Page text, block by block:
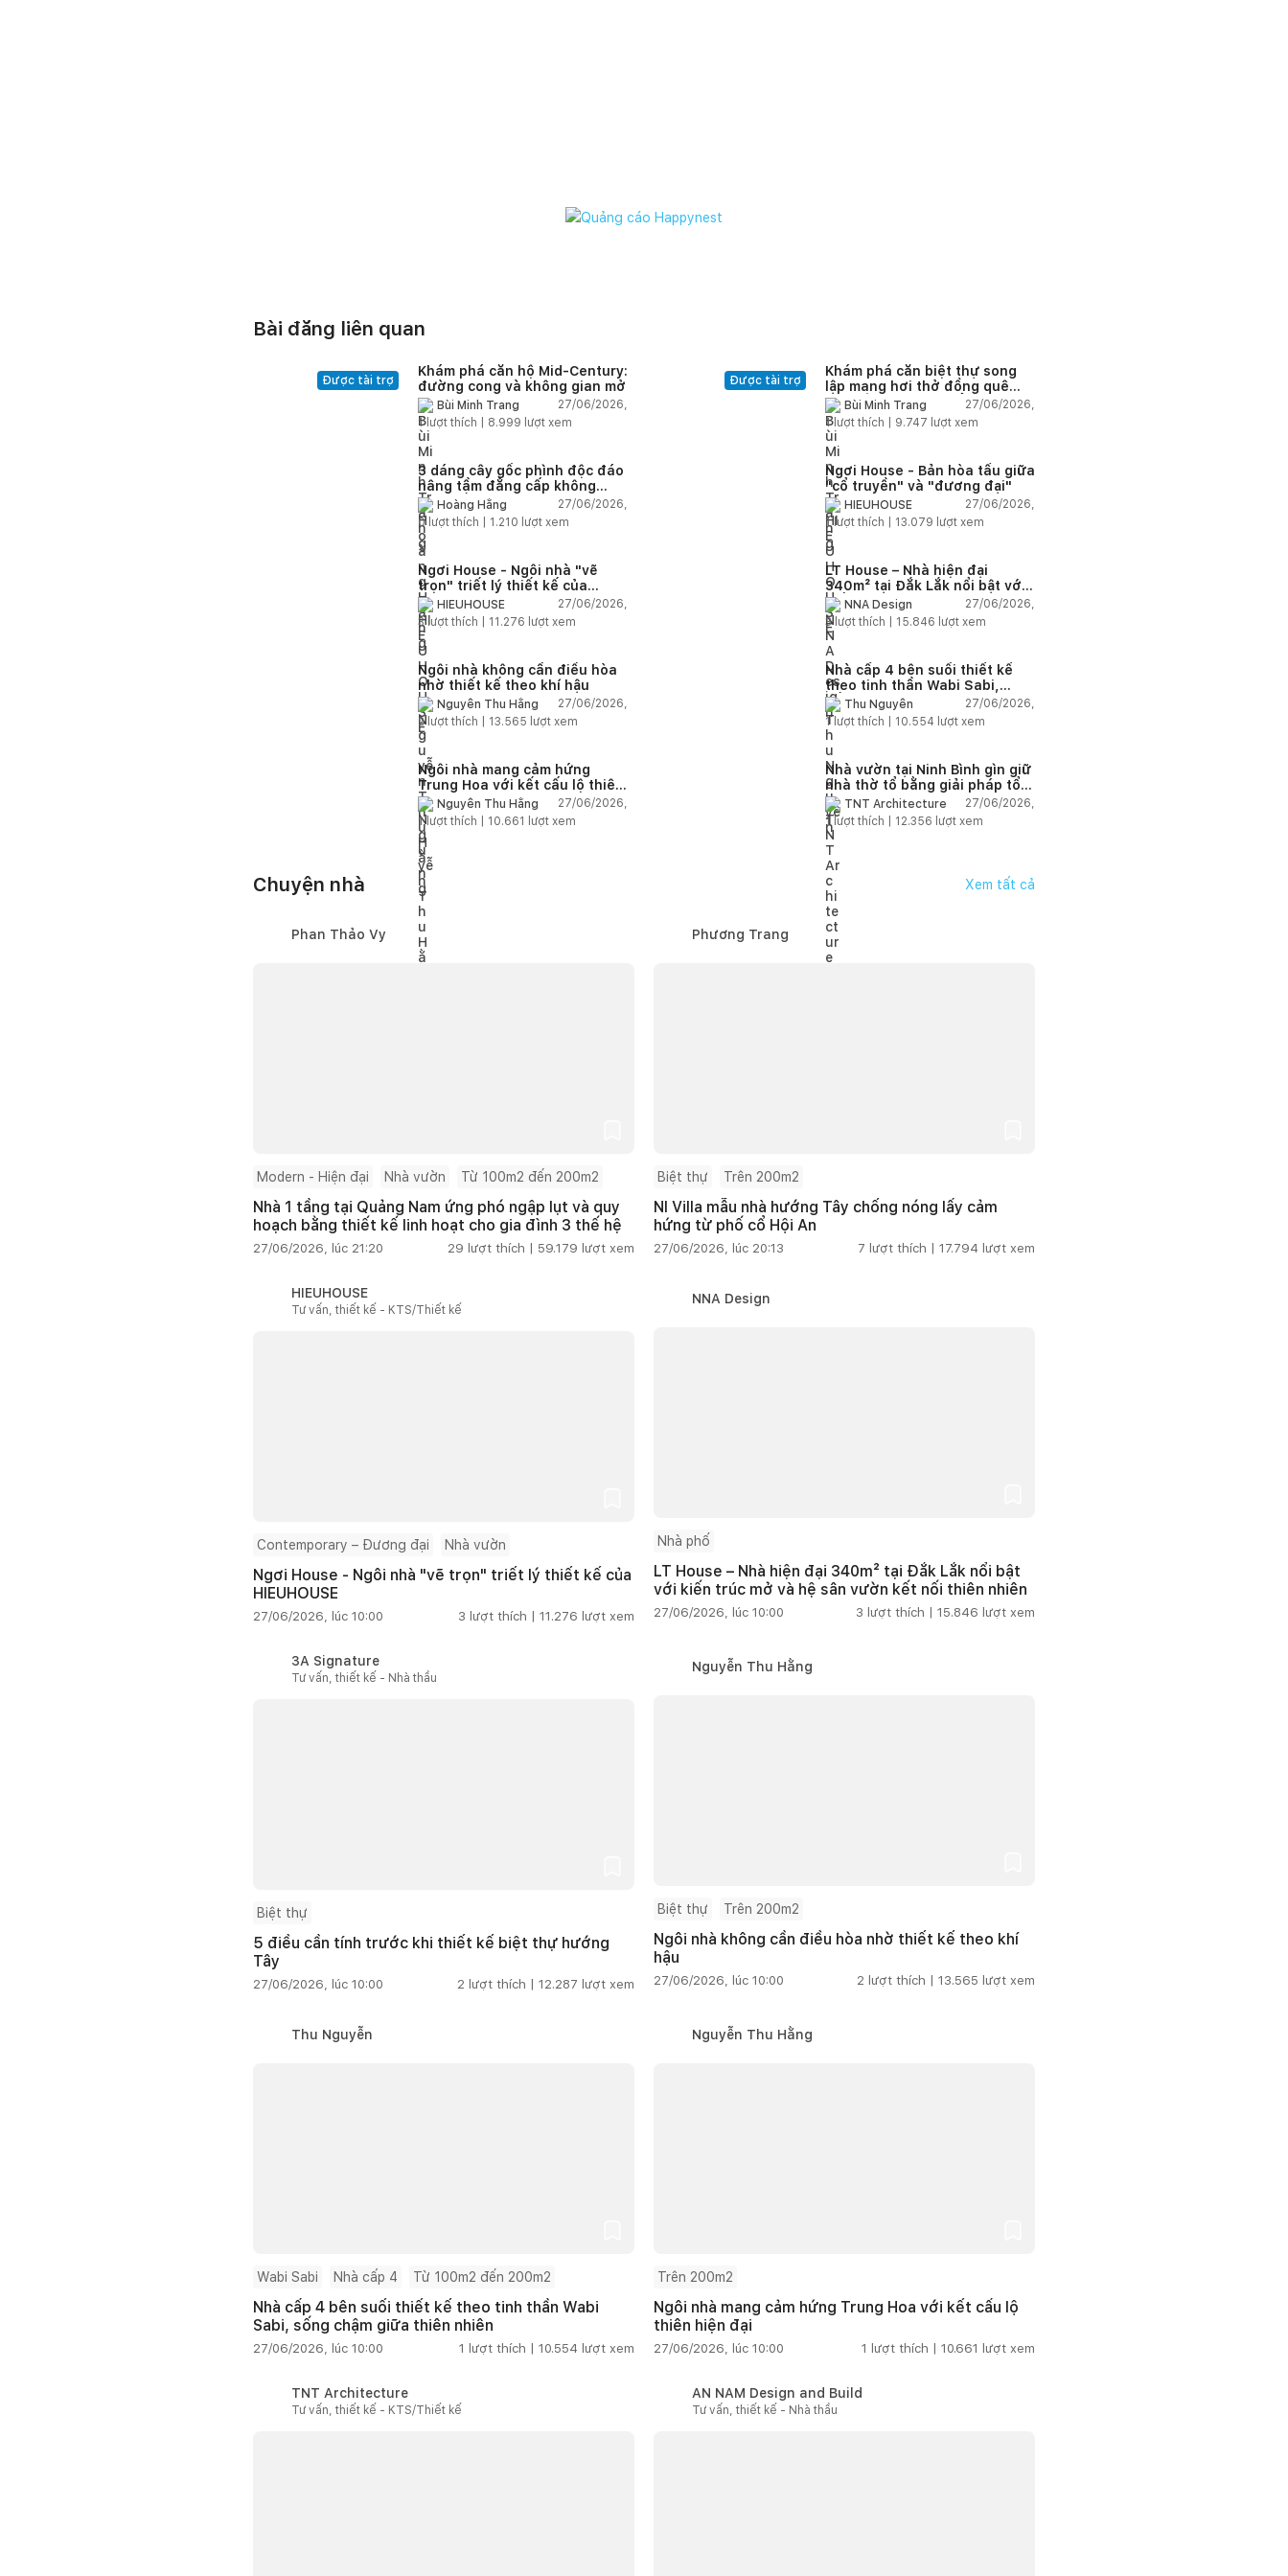
Bài đăng liên quan
Được tài trợ
Khám phá căn hộ Mid-Century:
đường cong và không gian mở
Bùi Minh Trang
27/06/2026,
1lượt thích | 8.999 lượt xem
Được tài trợ
Khám phá căn biệt thự song
lập mang hơi thở đồng quê
châu Âu tại vùng biển đẹp
nhất Nha Trang
Bùi Minh Trang
27/06/2026,
1lượt thích | 9.747 lượt xem
3 dáng cây gốc phình độc đáo
nâng tầm đẳng cấp không
gian sống
Hoàng Hằng
27/06/2026,
0lượt thích | 1.210 lượt xem
Ngơi House - Bản hòa tấu giữa
"cổ truyền" và "đương đại"
HIEUHOUSE
27/06/2026,
1lượt thích | 13.079 lượt xem
Ngơi House - Ngôi nhà "vẽ
trọn" triết lý thiết kế của
HIEUHOUSE
HIEUHOUSE
27/06/2026,
3lượt thích | 11.276 lượt xem
LT House – Nhà hiện đại
340m² tại Đắk Lắk nổi bật với
kiến trúc mở và hệ sân vườn
kết nối thiên nhiên
NNA Design
27/06/2026,
3lượt thích | 15.846 lượt xem
Ngôi nhà không cần điều hòa
nhờ thiết kế theo khí hậu
Nguyễn Thu Hằng
27/06/2026,
2lượt thích | 13.565 lượt xem
Nhà cấp 4 bên suối thiết kế
theo tinh thần Wabi Sabi,
sống chậm giữa thiên nhiên
Thu Nguyễn
27/06/2026,
1 lượt thích | 10.554 lượt xem
Ngôi nhà mang cảm hứng
Trung Hoa với kết cấu lộ thiên
hiện đại
Nguyễn Thu Hằng
27/06/2026,
1lượt thích | 10.661 lượt xem
Nhà vườn tại Ninh Bình gìn giữ
nhà thờ tổ bằng giải pháp tổ
chức lại không gian
TNT Architecture
27/06/2026,
1lượt thích | 12.356 lượt xem
Chuyện nhà Xem tất cả
Phan Thảo Vy
Modern - Hiện đại Nhà vườn Từ 100m2 đến 200m2
Nhà 1 tầng tại Quảng Nam ứng phó ngập lụt và quy
hoạch bằng thiết kế linh hoạt cho gia đình 3 thế hệ
27/06/2026, lúc 21:20 29 lượt thích | 59.179 lượt xem
Phương Trang
Biệt thự Trên 200m2
NI Villa mẫu nhà hướng Tây chống nóng lấy cảm
hứng từ phố cổ Hội An
27/06/2026, lúc 20:13 7 lượt thích | 17.794 lượt xem
HIEUHOUSE
Tư vấn, thiết kế - KTS/Thiết kế
Contemporary – Đương đại Nhà vườn
Ngơi House - Ngôi nhà "vẽ trọn" triết lý thiết kế của
HIEUHOUSE
27/06/2026, lúc 10:00 3 lượt thích | 11.276 lượt xem
NNA Design
Nhà phố
LT House – Nhà hiện đại 340m² tại Đắk Lắk nổi bật
với kiến trúc mở và hệ sân vườn kết nối thiên nhiên
27/06/2026, lúc 10:00 3 lượt thích | 15.846 lượt xem
3A Signature
Tư vấn, thiết kế - Nhà thầu
Biệt thự
5 điều cần tính trước khi thiết kế biệt thự hướng
Tây
27/06/2026, lúc 10:00 2 lượt thích | 12.287 lượt xem
Nguyễn Thu Hằng
Biệt thự Trên 200m2
Ngôi nhà không cần điều hòa nhờ thiết kế theo khí
hậu
27/06/2026, lúc 10:00 2 lượt thích | 13.565 lượt xem
Thu Nguyễn
Wabi Sabi Nhà cấp 4 Từ 100m2 đến 200m2
Nhà cấp 4 bên suối thiết kế theo tinh thần Wabi
Sabi, sống chậm giữa thiên nhiên
27/06/2026, lúc 10:00 1 lượt thích | 10.554 lượt xem
Nguyễn Thu Hằng
Trên 200m2
Ngôi nhà mang cảm hứng Trung Hoa với kết cấu lộ
thiên hiện đại
27/06/2026, lúc 10:00 1 lượt thích | 10.661 lượt xem
TNT Architecture
Tư vấn, thiết kế - KTS/Thiết kế
AN NAM Design and Build
Tư vấn, thiết kế - Nhà thầu